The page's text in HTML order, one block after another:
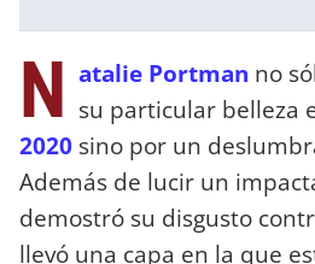
N atalie Portman no
su particular belleza
2020 sino por un
Además de lucir un
demostró su disgusto
llevó una capa en la que